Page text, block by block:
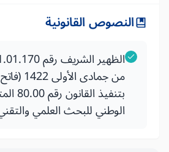
النصوص القانونية
الوطني للبحث العلمي